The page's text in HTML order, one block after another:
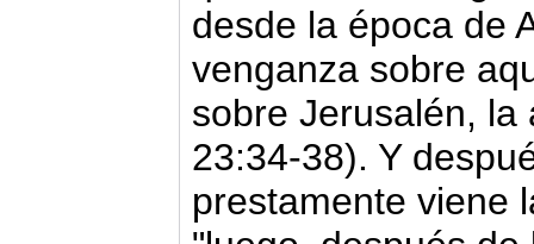
desde la época de
venganza sobre
sobre Jerusalén, la
23:34-38). Y
prestamente viene